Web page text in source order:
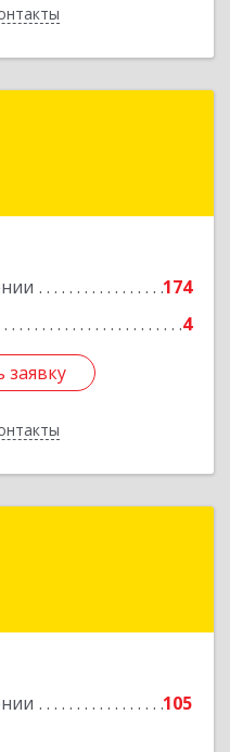
174
4
- Алания Респ,
Подробнее
105
- Алания Респ,